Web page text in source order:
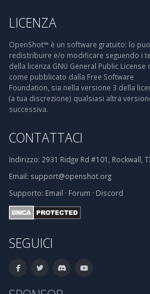
LICENZA
OpenShot™ è un software gratuito: lo
redistribuire e/o modificare seguendo i
della licenza GNU General Public License
come pubblicato dalla Free Software
Foundation, sia nella versione 3 della
(a tua discrezione) qualsiasi altra
successiva.
CONTATTACI
Indirizzo: 2931 Ridge Rd #101, Rockwall,
Email: support@openshot.org
Supporto: Email · Forum · Discord
SEGUICI